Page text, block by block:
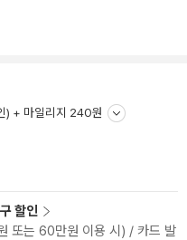
) + 마일리지 240원
할인
또는 60만원 이용 시) / 카드 발